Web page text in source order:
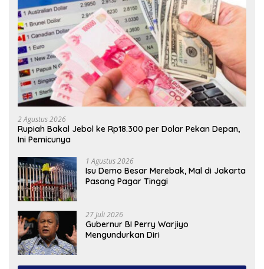
2 Agustus 2026
Rupiah Bakal Jebol ke Rp18.300 per Dolar Pekan Depan,
Ini Pemicunya
1 Agustus 2026
Isu Demo Besar Merebak, Mal di Jakarta
Pasang Pagar Tinggi
27 Juli 2026
Gubernur BI Perry Warjiyo
Mengundurkan Diri